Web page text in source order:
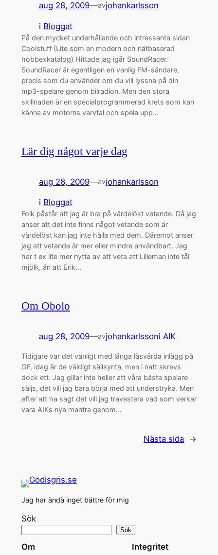
aug 28, 2009—avjohankarlsson
i Bloggat
På den mycket underhållande och intressanta sidan
Coolstuff (Lite som en modern och nätbaserad
hobbexkatalog) Hittade jag igår SoundRacer.’
SoundRacer är egentligen en vanlig FM-sändare,
precis som du använder om du vill lyssna på din
mp3-spelare genom bilradion. Men den stora
skillnaden är en specialprogrammerad krets som kan
känna av motorns varvtal och spela upp…
Lär dig något varje dag
aug 28, 2009—avjohankarlsson
i Bloggat
Folk påstår att jag är bra på värdelöst vetande. Då jag
anser att det inte finns något vetande som är
värdelöst kan jag inte hålla med dem. Däremot anser
jag att vetande är mer eller mindre användbart. Jag
har t ex lite mer nytta av att veta att Lilleman inte tål
mjölk, än att Erik…
Om Obolo
aug 28, 2009—avjohankarlssoni AIK
Tidigare var det vanligt med långa läsvärda inlägg på
GF, idag är de väldigt sällsynta, men i natt skrevs
dock ett. Jag gillar inte heller att våra bästa spelare
säljs, det vill jag bara börja med att understryka. Men
efter att ha sagt det vill jag travestera vad som verkar
vara AIKs nya mantra genom…
Nästa sida →
Jag har ändå inget bättre för mig
Sök
Sök
Om Integritet